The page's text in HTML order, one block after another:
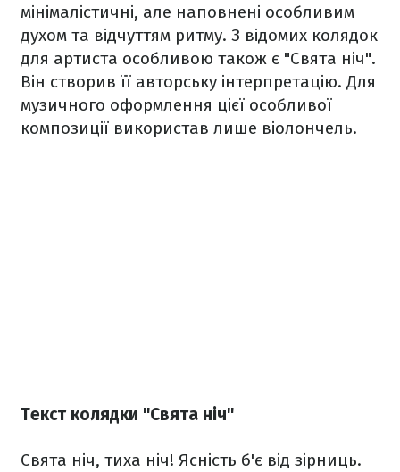
мінімалістичні, але наповнені особливим
духом та відчуттям ритму. З відомих колядок
для артиста особливою також є "Свята ніч".
Він створив її авторську інтерпретацію. Для
музичного оформлення цієї особливої
композиції використав лише віолончель.
Текст колядки "Свята ніч"
Свята ніч, тиха ніч! Ясність б'є від зірниць.